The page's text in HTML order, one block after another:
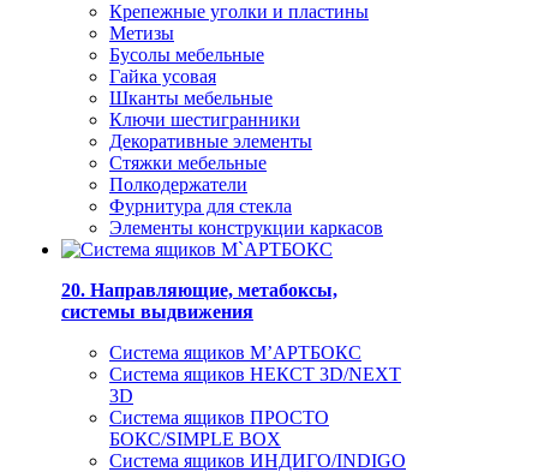
Крепежные уголки и пластины
Метизы
Бусолы мебельные
Гайка усовая
Шканты мебельные
Ключи шестигранники
Декоративные элементы
Стяжки мебельные
Полкодержатели
Фурнитура для стекла
Элементы конструкции каркасов
20. Направляющие, метабоксы,
системы выдвижения
Система ящиков М’АРТБОКС
Система ящиков НЕКСТ 3D/NEXT
3D
Система ящиков ПРОСТО
БОКС/SIMPLE BOX
Система ящиков ИНДИГО/INDIGO